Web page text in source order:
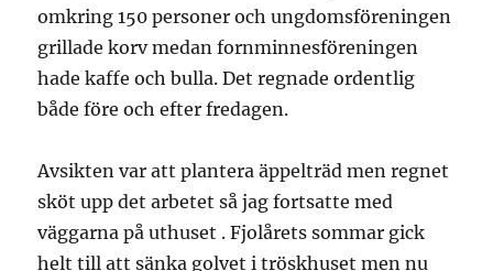
omkring 150 personer och ungdomsföreningen
grillade korv medan fornminnesföreningen
hade kaffe och bulla. Det regnade ordentlig
både före och efter fredagen.
Avsikten var att plantera äppelträd men regnet
sköt upp det arbetet så jag fortsatte med
väggarna på uthuset . Fjolårets sommar gick
helt till att sänka golvet i tröskhuset men nu